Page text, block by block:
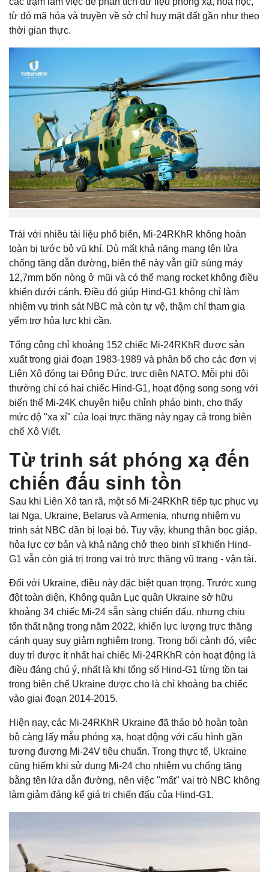
từ đó mã hóa và truyền về sở chỉ huy mặt đất gần như theo
thời gian thực.
Trái với nhiều tài liệu phổ biến, Mi-24RKhR không hoàn
toàn bị tước bỏ vũ khí. Dù mất khả năng mang tên lửa
chống tăng dẫn đường, biến thể này vẫn giữ súng máy
12,7mm bốn nòng ở mũi và có thể mang rocket không điều
khiển dưới cánh. Điều đó giúp Hind-G1 không chỉ làm
nhiệm vụ trinh sát NBC mà còn tự vệ, thậm chí tham gia
yểm trợ hỏa lực khi cần.
Tổng cộng chỉ khoảng 152 chiếc Mi-24RKhR được sản
xuất trong giai đoạn 1983-1989 và phân bổ cho các đơn vị
Liên Xô đóng tại Đông Đức, trực diện NATO. Mỗi phi đội
thường chỉ có hai chiếc Hind-G1, hoạt động song song với
biến thể Mi-24K chuyên hiệu chỉnh pháo binh, cho thấy
mức độ "xa xỉ" của loại trực thăng này ngay cả trong biên
chế Xô Viết.
Từ trinh sát phóng xạ đến
chiến đấu sinh tồn
Sau khi Liên Xô tan rã, một số Mi-24RKhR tiếp tục phục vụ
tại Nga, Ukraine, Belarus và Armenia, nhưng nhiệm vụ
trinh sát NBC dần bị loại bỏ. Tuy vậy, khung thân bọc giáp,
hỏa lực cơ bản và khả năng chở theo binh sĩ khiến Hind-
G1 vẫn còn giá trị trong vai trò trực thăng vũ trang - vận tải.
Đối với Ukraine, điều này đặc biệt quan trọng. Trước xung
đột toàn diện, Không quân Lục quân Ukraine sở hữu
khoảng 34 chiếc Mi-24 sẵn sàng chiến đấu, nhưng chịu
tổn thất nặng trong năm 2022, khiến lực lượng trực thăng
cánh quay suy giảm nghiêm trọng. Trong bối cảnh đó, việc
duy trì được ít nhất hai chiếc Mi-24RKhR còn hoạt động là
điều đáng chú ý, nhất là khi tổng số Hind-G1 từng tồn tại
trong biên chế Ukraine được cho là chỉ khoảng ba chiếc
vào giai đoạn 2014-2015.
Hiện nay, các Mi-24RKhR Ukraine đã tháo bỏ hoàn toàn
bộ càng lấy mẫu phóng xạ, hoạt động với cấu hình gần
tương đương Mi-24V tiêu chuẩn. Trong thực tế, Ukraine
cũng hiếm khi sử dụng Mi-24 cho nhiệm vụ chống tăng
bằng tên lửa dẫn đường, nên việc "mất" vai trò NBC không
làm giảm đáng kể giá trị chiến đấu của Hind-G1.